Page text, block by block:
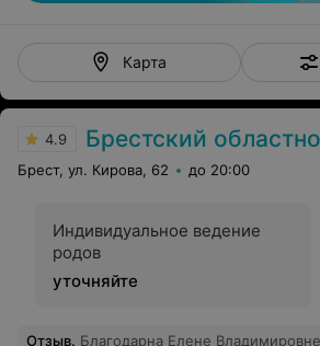
Карта
4.9 Брестский областной родильный дом
Брест, ул. Кирова, 62 до 20:00
Индивидуальное ведение
родов
уточняйте
Отзыв. Благодарна Елене